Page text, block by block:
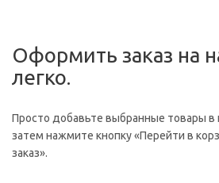
Оформить заказ на
легко.
Просто добавьте выбранные товары в
затем нажмите кнопку «Перейти в
заказ».